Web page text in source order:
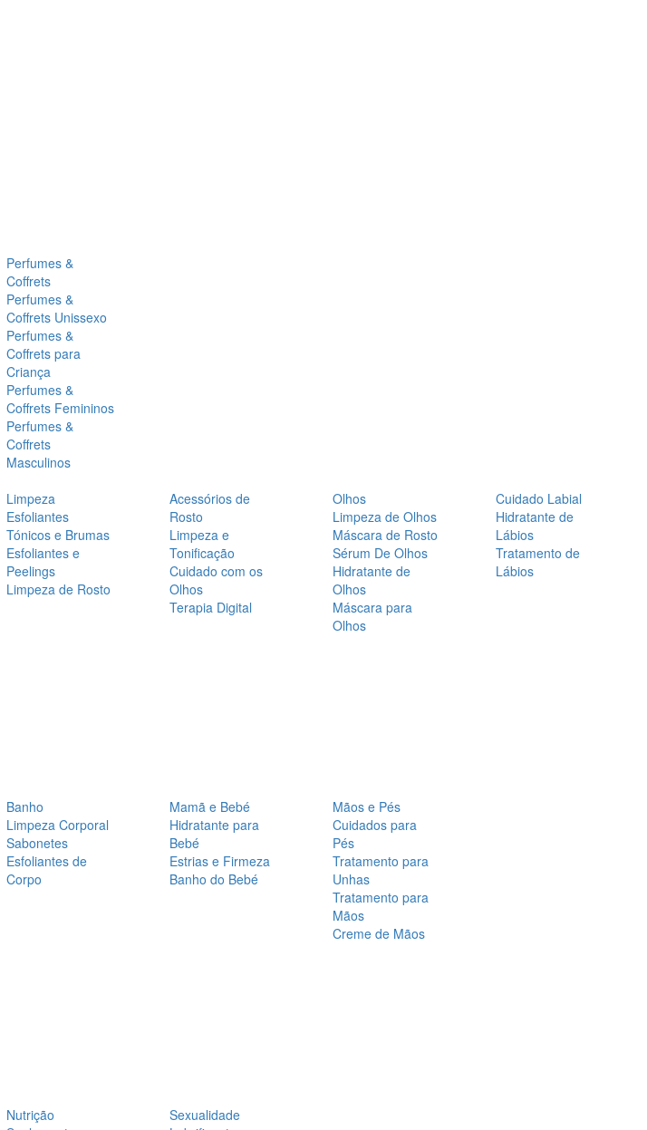
Perfumes &
Coffrets
Perfumes &
Coffrets Unissexo
Perfumes &
Coffrets para
Criança
Perfumes &
Coffrets Femininos
Perfumes &
Coffrets
Masculinos
Limpeza
Esfoliantes
Tónicos e Brumas
Esfoliantes e
Peelings
Limpeza de Rosto
Acessórios de
Rosto
Limpeza e
Tonificação
Cuidado com os
Olhos
Terapia Digital
Olhos
Limpeza de Olhos
Máscara de Rosto
Sérum De Olhos
Hidratante de
Olhos
Máscara para
Olhos
Cuidado Labial
Hidratante de
Lábios
Tratamento de
Lábios
Banho
Limpeza Corporal
Sabonetes
Esfoliantes de
Corpo
Mamã e Bebé
Hidratante para
Bebé
Estrias e Firmeza
Banho do Bebé
Mãos e Pés
Cuidados para
Pés
Tratamento para
Unhas
Tratamento para
Mãos
Creme de Mãos
Nutrição
Sexualidade